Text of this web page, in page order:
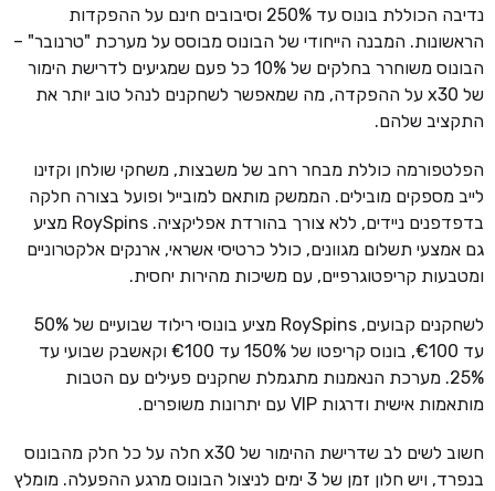
נדיבה הכוללת בונוס עד 250% וסיבובים חינם על ההפקדות
הראשונות. המבנה הייחודי של הבונוס מבוסס על מערכת "טרנובר" –
הבונוס משוחרר בחלקים של 10% כל פעם שמגיעים לדרישת הימור
של x30 על ההפקדה, מה שמאפשר לשחקנים לנהל טוב יותר את
התקציב שלהם.
הפלטפורמה כוללת מבחר רחב של משבצות, משחקי שולחן וקזינו
לייב מספקים מובילים. הממשק מותאם למובייל ופועל בצורה חלקה
בדפדפנים ניידים, ללא צורך בהורדת אפליקציה. RoySpins מציע
גם אמצעי תשלום מגוונים, כולל כרטיסי אשראי, ארנקים אלקטרוניים
ומטבעות קריפטוגרפיים, עם משיכות מהירות יחסית.
לשחקנים קבועים, RoySpins מציע בונוסי רילוד שבועיים של 50%
עד €100, בונוס קריפטו של 150% עד €100 וקאשבק שבועי עד
25%. מערכת הנאמנות מתגמלת שחקנים פעילים עם הטבות
מותאמות אישית ודרגות VIP עם יתרונות משופרים.
חשוב לשים לב שדרישת ההימור של x30 חלה על כל חלק מהבונוס
בנפרד, ויש חלון זמן של 3 ימים לניצול הבונוס מרגע ההפעלה. מומלץ